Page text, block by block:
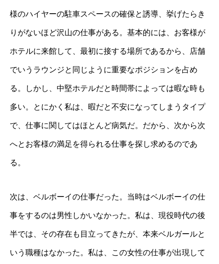
様のハイヤーの駐車スペースの確保と誘導、挙げたらき
りがないほど沢山の仕事がある。基本的には、お客様が
ホテルに来館して、最初に接する場所であるから、店舗
でいうラウンジと同じように重要なポジションを占め
る。しかし、中堅ホテルだと時間帯によっては暇な時も
多い。とにかく私は、暇だと不安になってしまうタイプ
で、仕事に関してはほとんど病気だ。だから、次から次
へとお客様の満足を得られる仕事を探し求めるのであ
る。
次は、ベルボーイの仕事だった。当時はベルボーイの仕
事をするのは男性しかいなかった。私は、現役時代の後
半では、その存在も目立ってきたが、本来ベルガールと
いう職種はなかった。私は、この女性の仕事が出現して